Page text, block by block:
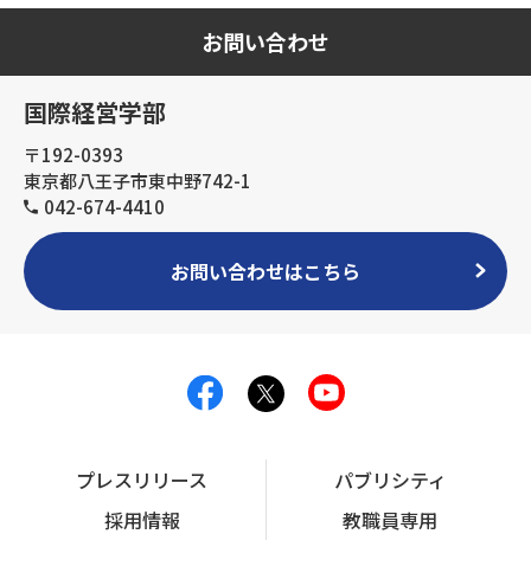
お問い合わせ
国際経営学部
〒192-0393
東京都八王子市東中野742-1
042-674-4410
お問い合わせはこちら
プレスリリース
パブリシティ
採用情報
教職員専用